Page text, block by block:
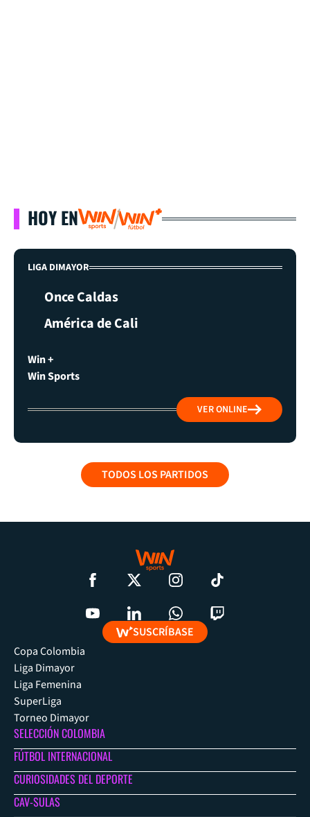
HOY EN
LIGA DIMAYOR
Once Caldas
América de Cali
Win +
Win Sports
VER ONLINE
TODOS LOS PARTIDOS
SUSCRÍBASE
Copa Colombia
Liga Dimayor
Liga Femenina
SuperLiga
Torneo Dimayor
SELECCIÓN COLOMBIA
FÚTBOL INTERNACIONAL
CURIOSIDADES DEL DEPORTE
CAV-SULAS